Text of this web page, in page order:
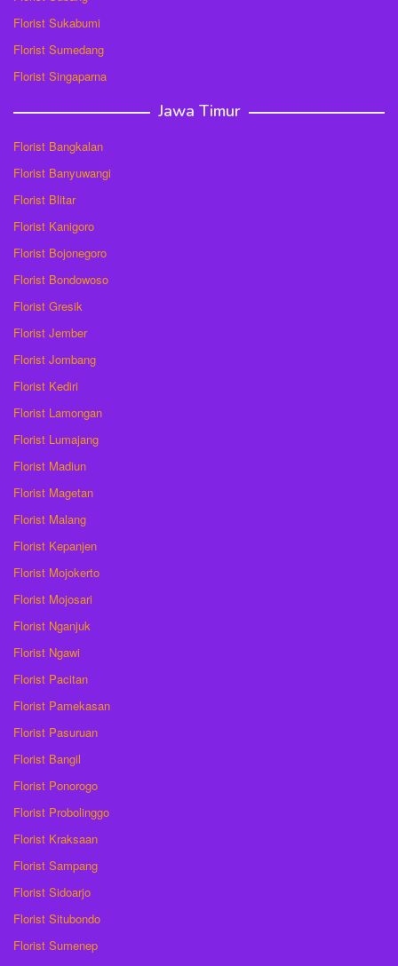
Florist Sukabumi
Florist Sumedang
Florist Singaparna
Jawa Timur
Florist Bangkalan
Florist Banyuwangi
Florist Blitar
Florist Kanigoro
Florist Bojonegoro
Florist Bondowoso
Florist Gresik
Florist Jember
Florist Jombang
Florist Kediri
Florist Lamongan
Florist Lumajang
Florist Madiun
Florist Magetan
Florist Malang
Florist Kepanjen
Florist Mojokerto
Florist Mojosari
Florist Nganjuk
Florist Ngawi
Florist Pacitan
Florist Pamekasan
Florist Pasuruan
Florist Bangil
Florist Ponorogo
Florist Probolinggo
Florist Kraksaan
Florist Sampang
Florist Sidoarjo
Florist Situbondo
Florist Sumenep